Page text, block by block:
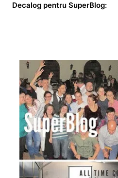
Decalog pentru SuperBlog: